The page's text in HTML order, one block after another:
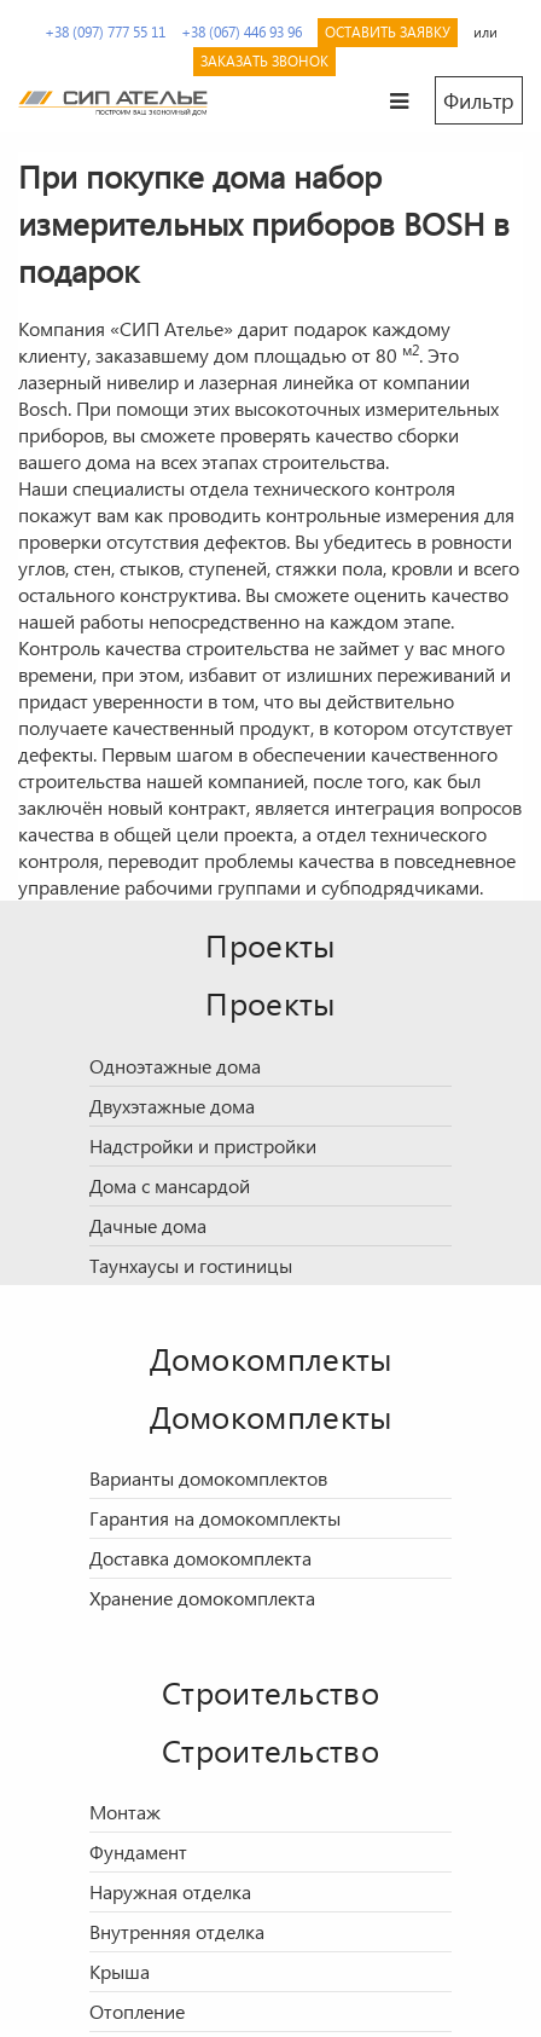
+38 (097) 777 55 11 +38 (067) 446 93 96 ОСТАВИТЬ ЗАЯВКУ
или
ЗАКАЗАТЬ ЗВОНОК
Ателье
панели
и
дома
из
SIP
производителя
Фильтр
При покупке дома набор
измерительных приборов BOSH в
подарок
Компания «СИП Ателье» дарит подарок каждому
клиенту, заказавшему дом площадью от 80 м2. Это
лазерный нивелир и лазерная линейка от компании
Bosch. При помощи этих высокоточных измерительных
приборов, вы сможете проверять качество сборки
вашего дома на всех этапах строительства.
Наши специалисты отдела технического контроля
покажут вам как проводить контрольные измерения для
проверки отсутствия дефектов. Вы убедитесь в ровности
углов, стен, стыков, ступеней, стяжки пола, кровли и всего
остального конструктива. Вы сможете оценить качество
нашей работы непосредственно на каждом этапе.
Контроль качества строительства не займет у вас много
времени, при этом, избавит от излишних переживаний и
придаст уверенности в том, что вы действительно
получаете качественный продукт, в котором отсутствует
дефекты. Первым шагом в обеспечении качественного
строительства нашей компанией, после того, как был
заключён новый контракт, является интеграция вопросов
качества в общей цели проекта, а отдел технического
контроля, переводит проблемы качества в повседневное
управление рабочими группами и субподрядчиками.
Проекты
Проекты
Одноэтажные дома
Двухэтажные дома
Надстройки и пристройки
Дома с мансардой
Дачные дома
Таунхаусы и гостиницы
Домокомплекты
Домокомплекты
Варианты домокомплектов
Гарантия на домокомплекты
Доставка домокомплекта
Хранение домокомплекта
Строительство
Строительство
Монтаж
Фундамент
Наружная отделка
Внутренняя отделка
Крыша
Отопление